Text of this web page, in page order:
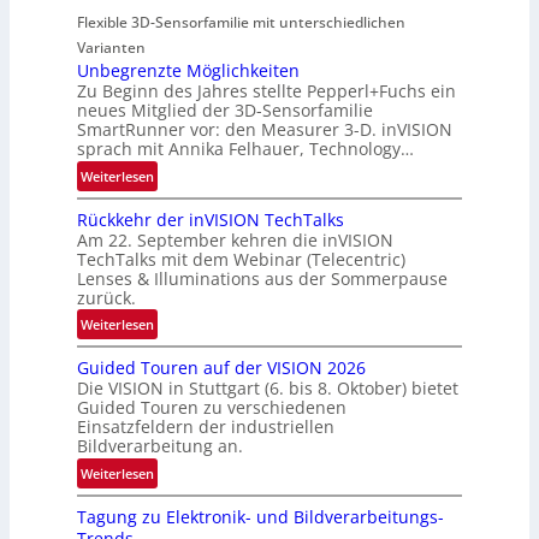
B
u
n
d
e
s
‘
Flexible 3D-Sensorfamilie mit unterschiedlichen
Varianten
Unbegrenzte Möglichkeiten
Zu Beginn des Jahres stellte Pepperl+Fuchs ein
neues Mitglied der 3D-Sensorfamilie
SmartRunner vor: den Measurer 3-D. inVISION
sprach mit Annika Felhauer, Technology…
Weiterlesen:
U
n
b
e
g
r
e
z
t
e
M
ö
g
l
Rückkehr der inVISION TechTalks
Am 22. September kehren die inVISION
TechTalks mit dem Webinar (Telecentric)
Lenses & Illuminations aus der Sommerpause
zurück.
Weiterlesen:
R
ü
c
k
k
e
h
d
Guided Touren auf der VISION 2026
Die VISION in Stuttgart (6. bis 8. Oktober) bietet
Guided Touren zu verschiedenen
Einsatzfeldern der industriellen
Bildverarbeitung an.
Weiterlesen:
G
u
Tagung zu Elektronik- und Bildverarbeitungs-